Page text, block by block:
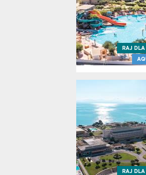
RAJ DLA
RAJ DLA